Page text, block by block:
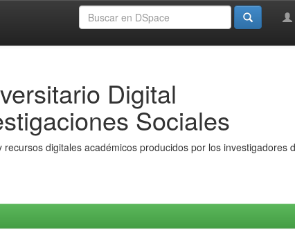
Digital
Sociales
digitales académicos producidos por los investigadores